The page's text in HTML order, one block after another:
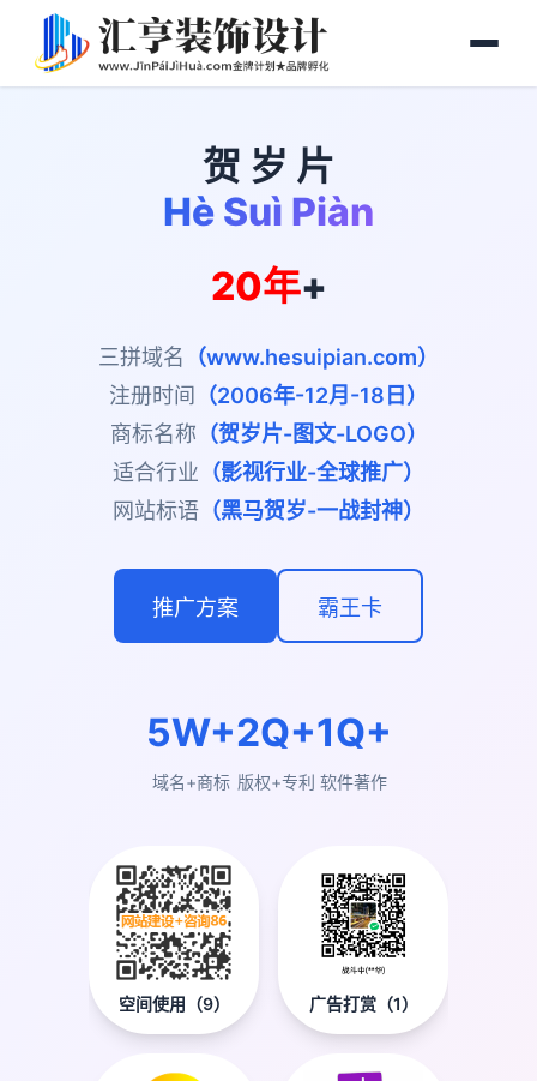
贺 岁 片
Hè Suì Piàn
20年+
三拼域名 （www.hesuipian.com）
注册时间
（2006年-12月-18日）
商标名称 （贺岁片-图文-LOGO）
适合行业 （影视行业-全球推广）
网站标语 （黑马贺岁-一战封神）
推广方案 霸王卡
5W+
域名+商标
2Q+
版权+专利
1Q+
软件著作
空间使用（9） 广告打赏（1）